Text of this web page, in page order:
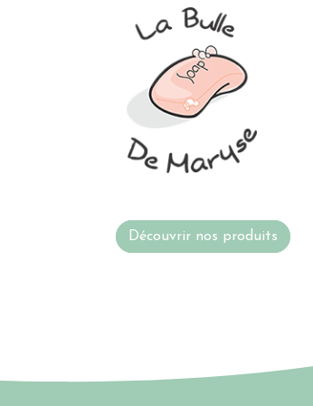
Découvrir nos produits